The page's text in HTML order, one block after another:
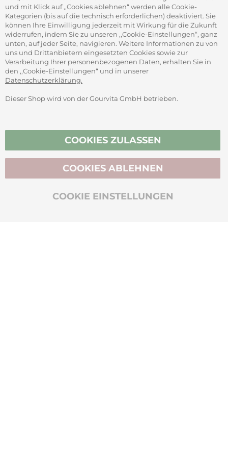
SICHER ZAHLEN
Vertrag widerrufen
BIO-ZERTIFIZIERT
und mit Klick auf ,,Cookies ablehnen“ werden alle Cookie-
Kategorien (bis auf die technisch erforderlichen) deaktiviert. Sie
können Ihre Einwilligung jederzeit mit Wirkung für die Zukunft
widerrufen, indem Sie zu unseren ,,Cookie-Einstellungen“, ganz
unten, auf jeder Seite, navigieren. Weitere Informationen zu von
uns und Drittanbietern eingesetzten Cookies sowie zur
Verarbeitung Ihrer personenbezogenen Daten, erhalten Sie in
den ,,Cookie-Einstellungen“ und in unserer
Datenschutzerklärung.
Dieser Shop wird von der Gourvita GmbH betrieben.
COOKIES ZULASSEN
COOKIE EINSTELLUNGEN
COOKIES ABLEHNEN